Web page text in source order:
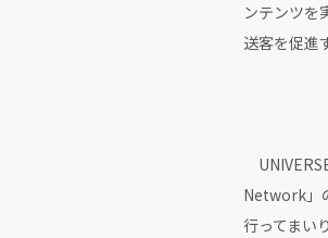
ンテンツを
送客を促進
Network」
行ってまい